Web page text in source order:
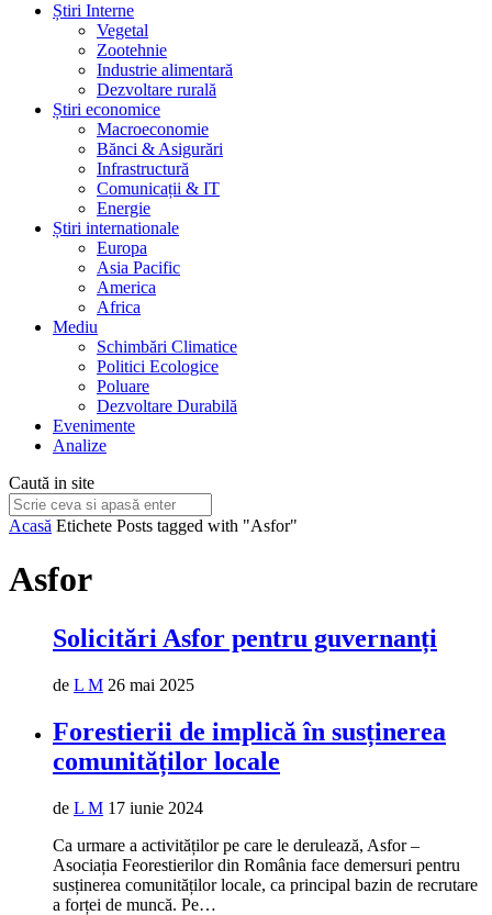
Știri Interne
Vegetal
Zootehnie
Industrie alimentară
Dezvoltare rurală
Știri economice
Macroeconomie
Bănci & Asigurări
Infrastructură
Comunicații & IT
Energie
Știri internationale
Europa
Asia Pacific
America
Africa
Mediu
Schimbări Climatice
Politici Ecologice
Poluare
Dezvoltare Durabilă
Evenimente
Analize
Caută in site
Acasă Etichete Posts tagged with "Asfor"
Asfor
Solicitări Asfor pentru guvernanți
de L M 26 mai 2025
Forestierii de implică în susținerea
comunităților locale
de L M 17 iunie 2024
Ca urmare a activităților pe care le derulează, Asfor –
Asociația Feorestierilor din România face demersuri pentru
susținerea comunităților locale, ca principal bazin de recrutare
a forței de muncă. Pe…